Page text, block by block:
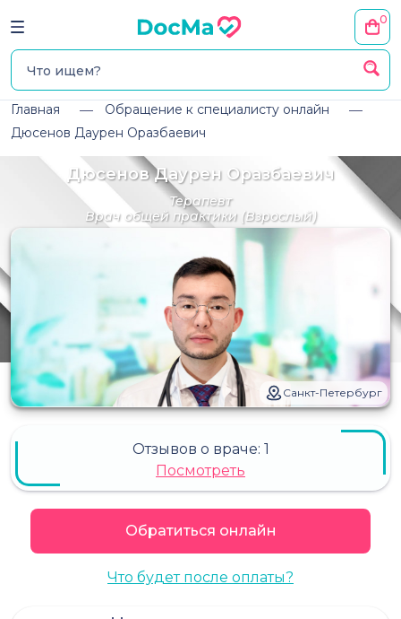
0
Главная
Обращение к специалисту онлайн
Дюсенов Даурен Оразбаевич
Дюсенов Даурен Оразбаевич
Терапевт
Врач общей практики(Взрослый)
Санкт-Петербург
Отзывов о враче: 1
Посмотреть
Обратиться онлайн
Что будет после оплаты?